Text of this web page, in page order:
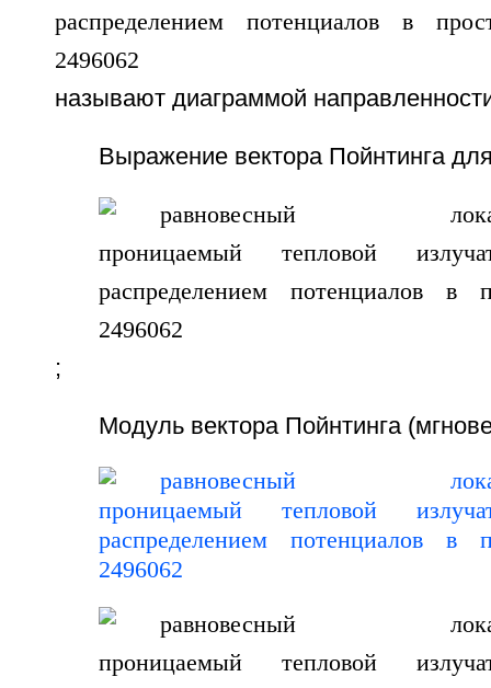
называют диаграммой
Выражение вектора Пойнтинга
;
Модуль вектора Пойнтинга